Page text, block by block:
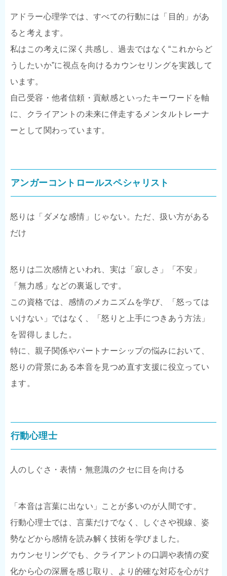
アドラー心理学では、すべての行動には「目的」があ
ると考えます。
私はこの考えに深く共感し、過去ではなく“これからど
うしたいか”に視点を向けるカウンセリングを実践して
います。
自己受容・他者信頼・貢献感といったキーワードを軸
に、クライアントの未来に伴走するメンタルトレーナ
ーとして関わっています。
アンガーコントロールスペシャリスト
怒りは「ダメな感情」じゃない。ただ、扱い方がある
だけ
怒りは二次感情といわれ、実は「寂しさ」「不安」
「無力感」などの裏返しです。
この資格では、感情のメカニズムを学び、「怒っては
いけない」ではなく、「怒りと上手につきあう方法」
を習得しました。
特に、親子関係やパートナーシップの悩みにおいて、
怒りの背景にある本音を見つめ直す支援に役立ってい
ます。
行動心理士
人のしぐさ・表情・無意識のクセに目を向ける
「本音は言葉に出ない」ことが多いのが人間です。
行動心理士では、言葉だけでなく、しぐさや視線、姿
勢などから感情を読み解く技術を学びました。
カウンセリングでも、クライアントの口調や表情の変
化から心の深層を感じ取り、より的確な対応を心がけ